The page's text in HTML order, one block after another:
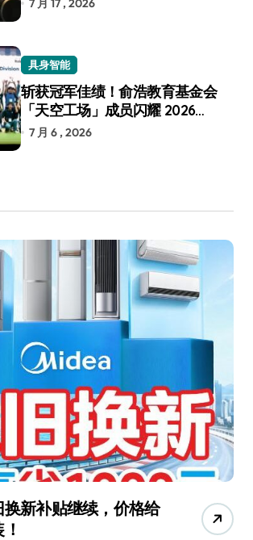
7 月 17 , 2026
具身智能
斩获冠军佳绩！俞浩教育基金会
「天空工场」成员闪耀 2026
RoboCup 机器人世界杯
7 月 6 , 2026
清洁电器全球累计出货量破
万台，技术创新驱动多品类增